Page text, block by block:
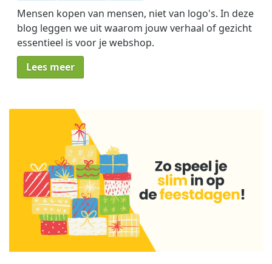
Mensen kopen van mensen, niet van logo's. In deze
blog leggen we uit waarom jouw verhaal of gezicht
essentieel is voor je webshop.
Lees meer